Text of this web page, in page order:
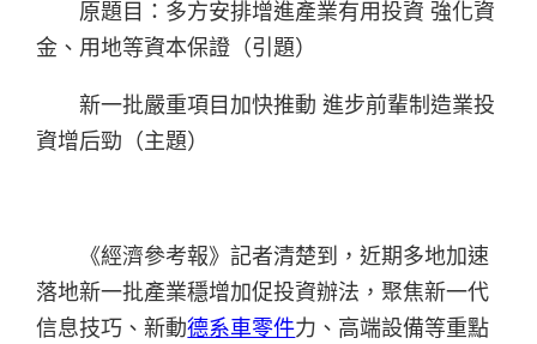
原題目：多方安排增進產業有用投資 強化資
金、用地等資本保證（引題）
新一批嚴重項目加快推動 進步前輩制造業投
資增后勁（主題）
《經濟參考報》記者清楚到，近期多地加速
落地新一批產業穩增加促投資辦法，聚焦新一代
信息技巧、新動德系車零件力、高端設備等重點